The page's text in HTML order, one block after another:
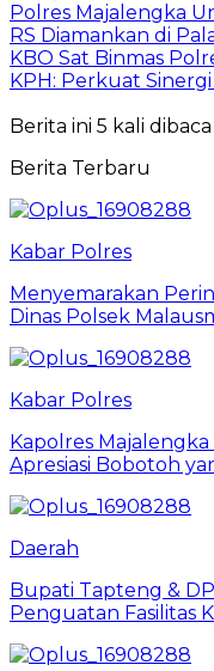
Polres Majalengka
RS Diamankan di
KBO Sat Binmas
KPH: Perkuat
Berita ini 5 kali dibaca
Berita Terbaru
Kabar Polres
Menyemarakan
Dinas Polsek
Kabar Polres
Kapolres
Apresiasi Bobotoh
Daerah
Bupati Tapteng &
Penguatan Fasilitas